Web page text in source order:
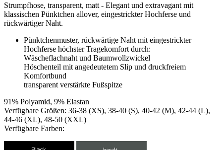
Strumpfhose, transparent, matt - Elegant und extravagant mit
klassischen Pünktchen allover, eingestrickter Hochferse und
rückwärtiger Naht.
Pünktchenmuster, rückwärtige Naht mit eingestrickter
Hochferse höchster Tragekomfort durch:
Wäscheflachnaht und Baumwollzwickel
Höschenteil mit angedeutetem Slip und druckfreiem
Komfortbund
transparent verstärkte Fußspitze
91% Polyamid, 9% Elastan
Verfügbare Größen: 36-38 (XS), 38-40 (S), 40-42 (M), 42-44 (L),
44-46 (XL), 48-50 (XXL)
Verfügbare Farben: